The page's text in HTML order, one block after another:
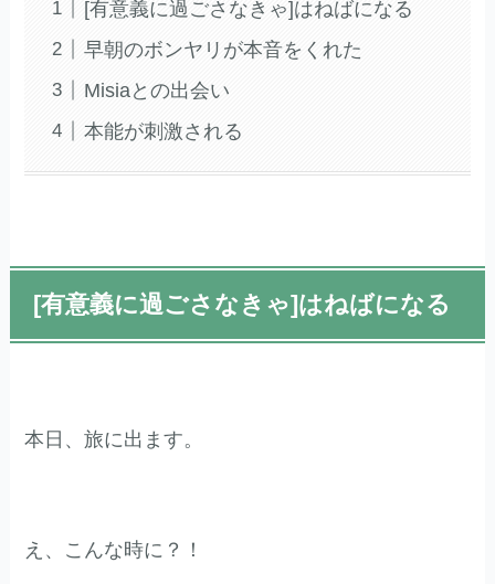
[有意義に過ごさなきゃ]はねばになる
早朝のボンヤリが本音をくれた
Misiaとの出会い
本能が刺激される
[有意義に過ごさなきゃ]はねばになる
本日、旅に出ます。
え、こんな時に？！